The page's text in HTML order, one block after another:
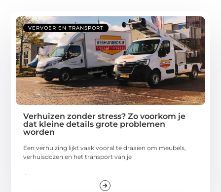
VERVOER EN TRANSPORT
Verhuizen zonder stress? Zo voorkom je
dat kleine details grote problemen
worden
Een verhuizing lijkt vaak vooral te draaien om meubels,
verhuisdozen en het transport van je